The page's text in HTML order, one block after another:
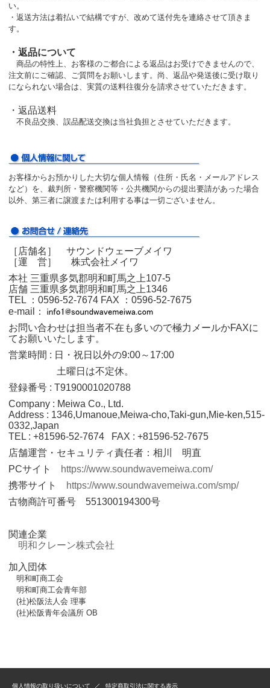
い。
・返送方法は着払いで結構ですが、改めて送付先を連絡させて頂きま
す。
・返品について
商品の特性上、お客様のご都合による返品はお受けできませんので、
注文前にご確認、ご質問をお願いします。尚、返品や発送後に受け取り
になられない場合は、実質の送料往復分を請求させていただきます。
・返品送料
不良品交換、誤品配送交換は当社負担とさせていただきます。
お客様からお預かりした大切な個人情報（住所・氏名・メールアドレス
など）を、裁判所・警察機関等・公共機関からの提出要請があった場合
以外、第三者に譲渡または利用する事は一切ございません。
［店舗名］ サウンドウェーブメイワ
［運 営］ 株式会社メイワ
本社 三重県多気郡明和町馬之上107-5
店舗 三重県多気郡明和町馬之上1346
TEL ：0596‐52‐7674 FAX ：0596‐52‐7675
e-mail：
お問い合わせは担当者不在も多いので極力メールかFAXに
てお願いいたします。
営業時間 : 日・祝日以外の9:00～17:00
土曜日は不定休。
登録番号 : T9190001020788
Company : Meiwa Co., Ltd.
Address : 1346,Umanoue,Meiwa-cho,Taki-gun,Mie-ken,515-
0332,Japan
TEL : +81596-52-7674 FAX : +81596-52-7675
店舗運営・セキュリティ責任者：相川 明直
PCサイト
https://www.soundwavemeiwa.com/
携帯サイト
https://www.soundwavemeiwa.com/smp/
古物商許可番号 551300194300号
関連企業
明和クレーン株式会社
加入団体
明和町商工会
明和町商工会青年部
(社)松阪法人会 理事
(社)松阪青年会議所 OB
個人情報の取り扱いについて 特定商取引法に関する表示